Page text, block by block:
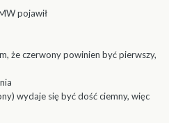
pojawił
że czerwony powinien być pierwszy,
wydaje się być dość ciemny, więc